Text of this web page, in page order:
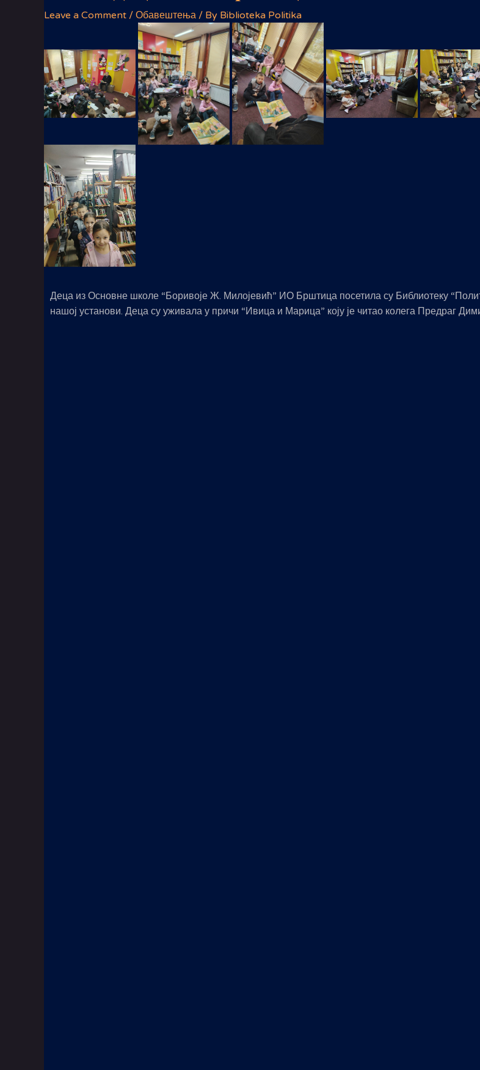
Leave a Comment / Обавештења / By Biblioteka Politika
Деца из Основне школе “Боривоје Ж. Милојевић” ИО Брштица посетила су Библиотеку
нашој установи. Деца су уживала у причи “Ивица и Марица” коју је читао колега Предраг